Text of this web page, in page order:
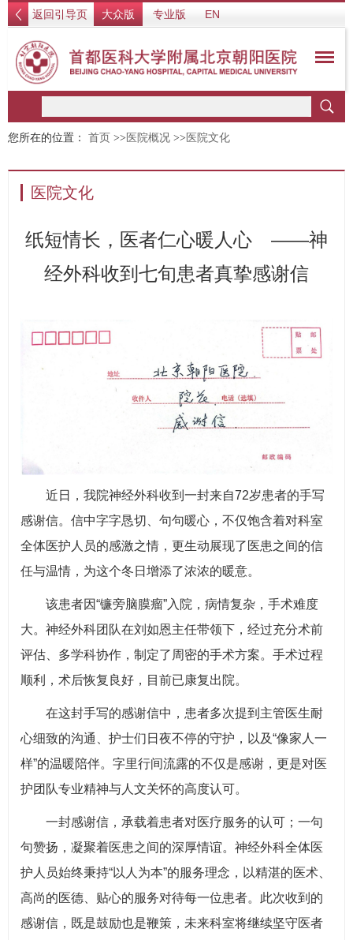
返回引导页 大众版 专业版 EN
您所在的位置： 首页 >> 医院概况 >> 医院文化
医院文化
纸短情长，医者仁心暖人心 ——神
经外科收到七旬患者真挚感谢信
近日，我院神经外科收到一封来自72岁患者的手写
感谢信。信中字字恳切、句句暖心，不仅饱含着对科室
全体医护人员的感激之情，更生动展现了医患之间的信
任与温情，为这个冬日增添了浓浓的暖意。
该患者因“镰旁脑膜瘤”入院，病情复杂，手术难度
大。神经外科团队在刘如恩主任带领下，经过充分术前
评估、多学科协作，制定了周密的手术方案。手术过程
顺利，术后恢复良好，目前已康复出院。
在这封手写的感谢信中，患者多次提到主管医生耐
心细致的沟通、护士们日夜不停的守护，以及“像家人一
样”的温暖陪伴。字里行间流露的不仅是感谢，更是对医
护团队专业精神与人文关怀的高度认可。
一封感谢信，承载着患者对医疗服务的认可；一句
句赞扬，凝聚着医患之间的深厚情谊。神经外科全体医
护人员始终秉持“以人为本”的服务理念，以精湛的医术、
高尚的医德、贴心的服务对待每一位患者。此次收到的
感谢信，既是鼓励也是鞭策，未来科室将继续坚守医者